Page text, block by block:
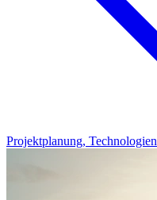
Projektplanung, Technologien